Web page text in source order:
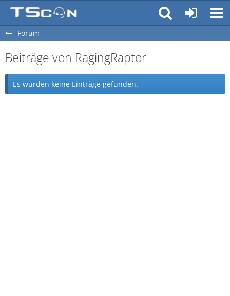
Forum
Beiträge von RagingRaptor
Es wurden keine Einträge gefunden.